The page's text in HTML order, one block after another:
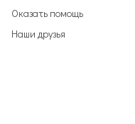
Оказать помощь
Наши друзья